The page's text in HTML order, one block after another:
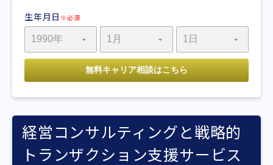
生年月日 ※必須
経営コンサルティングと戦略的
トランザクション支援サービス